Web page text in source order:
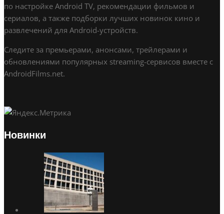
по настройке Android TV, рекомендации фильмов и
сериалов, а также подборки лучших новинок кино и
развлечений для Android-устройств.
Следите за премьерами, анонсами, трейлерами и
обновлениями популярных streaming-сервисов вместе с
AndroidFilms.net.
Новинки